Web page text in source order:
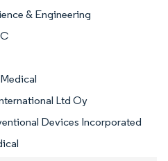
& Engineering
Ltd Oy
Devices Incorporated